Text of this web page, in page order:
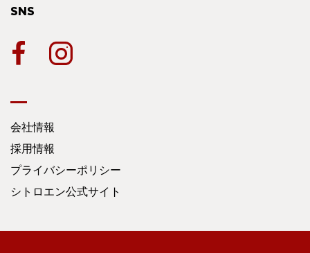
SNS
会社情報
採用情報
プライバシーポリシー
シトロエン公式サイト